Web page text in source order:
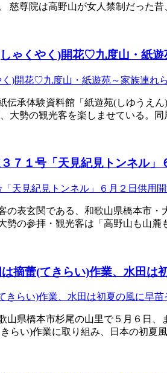
慈尊院は高野山が女人禁制だった
ゃくやく)開花♡九度山・紙
承体験資料館「紙遊苑(しゆうえ
大勢の観光客を楽しませている。
７１号「天見紀見トンネル」
表玄関である、和歌山県橋本市
勢の参拝・観光客は「高野山も山
摘蕾(てきらい)作業、水田は
県橋本市杉尾の山里で５月６日
らい)作業に取り組み、日本の初夏